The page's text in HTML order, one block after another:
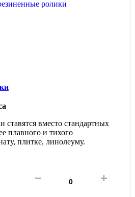
вместо стандартных
плавного и тихого
плитке, линолеуму.